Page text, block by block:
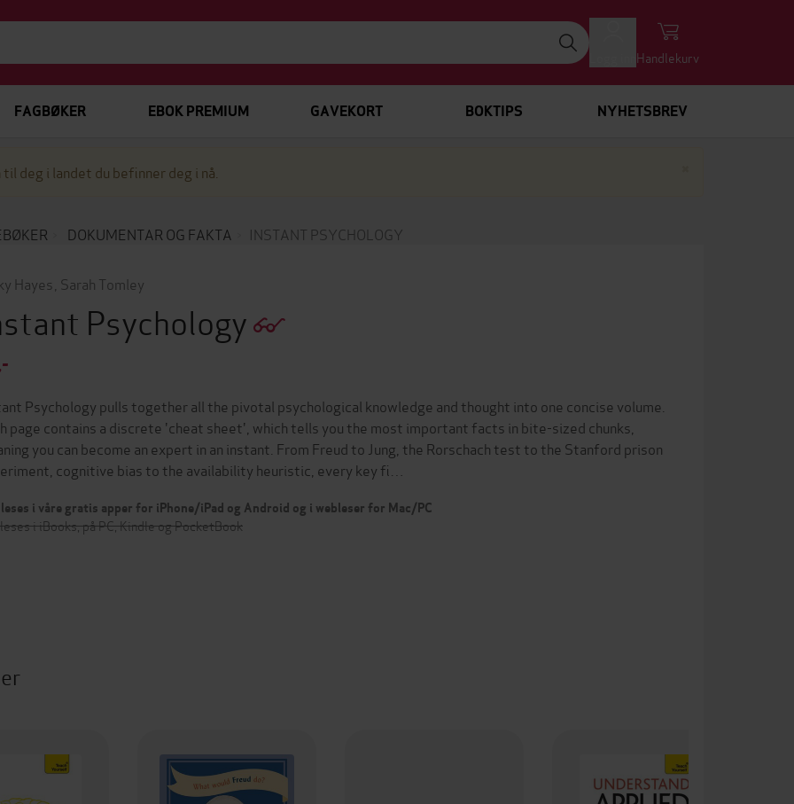
Handlekurv
FAGBØKER EBOK PREMIUM GAVEKORT BOKTIPS NYHETSBREV
deg i landet du befinner deg i nå.
DOKUMENTAR OG FAKTA INSTANT PSYCHOLOGY
Hayes Sarah Tomley
Psychology
Psychology pulls together all the pivotal psychological knowledge and thought into one concise volume.
page contains a discrete 'cheat sheet', which tells you the most important facts in bite-sized chunks,
you can become an expert in an instant. From Freud to Jung, the Rorschach test to the Stanford prison
cognitive bias to the availability heuristic, every key fi…
leses i våre gratis apper for iPhone/iPad og Android og i webleser for Mac/PC
i iBooks, på PC, Kindle og PocketBook